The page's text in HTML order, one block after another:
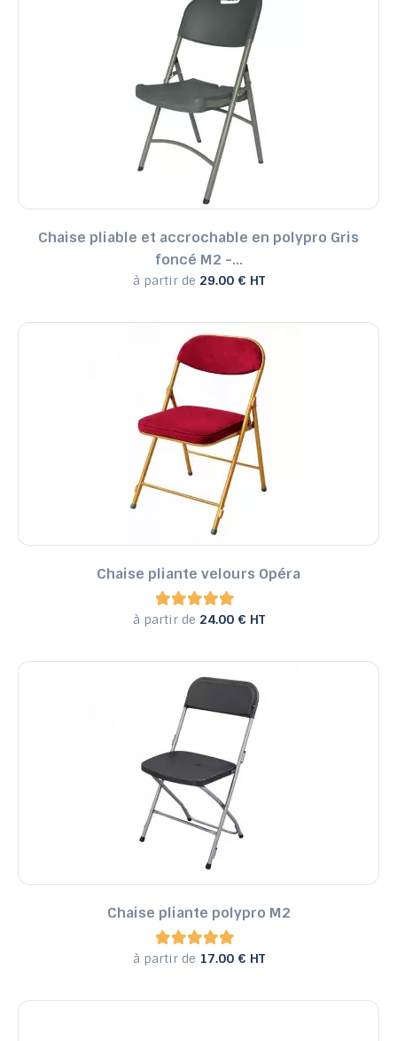
Chaise pliable et accrochable en polypro Gris
foncé M2 -...
à partir de 29.00 € HT
Chaise pliante velours Opéra
à partir de 24.00 € HT
Chaise pliante polypro M2
à partir de 17.00 € HT